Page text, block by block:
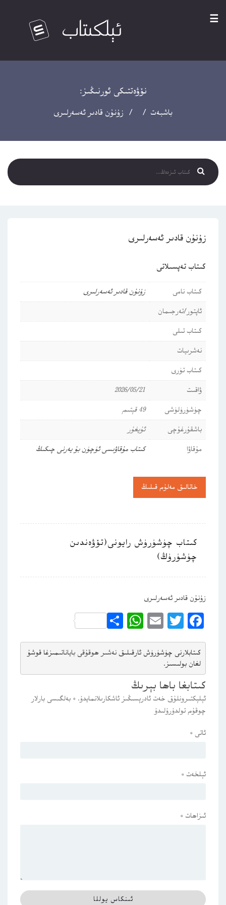
☰
نۆۋەتتىكى ئورنىڭىز:
باشبەت / / زۇنۇن قادىر ئەسەرلىرى
زۇنۇن قادىر ئەسەرلىرى
كىتاب تەپسىلاتى
كىتاب نامى
زۇنۇن قادىر ئەسەرلىرى
ئاپتور/تەرجىمان
كىتاب تىلى
نەشرىيات
كىتاب تۈرى
ۋاقىت
2026/05/21
چۈشۈرۈلۈشى
49 قېتىم
باشقۇرغۇچى
ئۇيغۇر
مۇقاۋا
كىتاب مۇقاۋىسى ئۈچۈن بۇ يەرنى چىكىڭ
خاتالىق مەلۇم قىلىڭ
كىتاب چۈشۈرۈش رايونى(تۆۋەندىن
چۈشۈرۈڭ)
زۇنۇن قادىر ئەسەرلىرى
Facebook
Twitter
Email
WhatsApp
Share
كىتابلارنى چۈشۈرۈش ئارقىلىق نەشىر ھوقۇقى باياناتىمىزغا قوشۇ
لغان بولىسىز.
كىتابغا باھا بېرىڭ
ئېلېكتىرونلۇق خەت ئادرېسىڭىز ئاشكارىلانمايدۇ. * بەلگىسى بارلار
چوقۇم تولدۇرۇلىدۇ
ئاتى *
ئېلخەت *
ئىزاھات *